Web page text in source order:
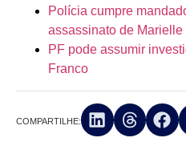
Polícia cumpre
assassinato de Marielle
PF pode assumir
Franco
COMPARTILHE: